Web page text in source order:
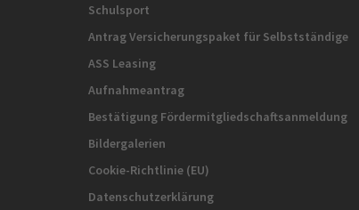
Schulsport
Antrag Versicherungspaket für Selbstständige
ASS Leasing
Aufnahmeantrag
Bestätigung Fördermitgliedschaftsanmeldung
Bildergalerien
Cookie-Richtlinie (EU)
Datenschutzerklärung